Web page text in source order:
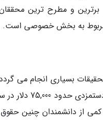
مربوط به بخش خصوصی است.
بسیاری انجام می
از دانشمندان چنین